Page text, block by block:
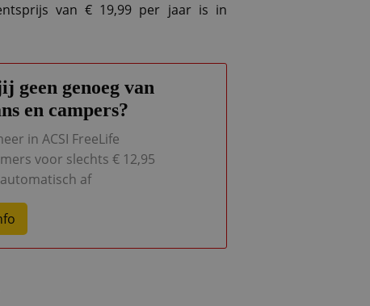
van € 19,99 per jaar is in
geen genoeg van
en campers?
in ACSI FreeLife
voor slechts € 12,95
af